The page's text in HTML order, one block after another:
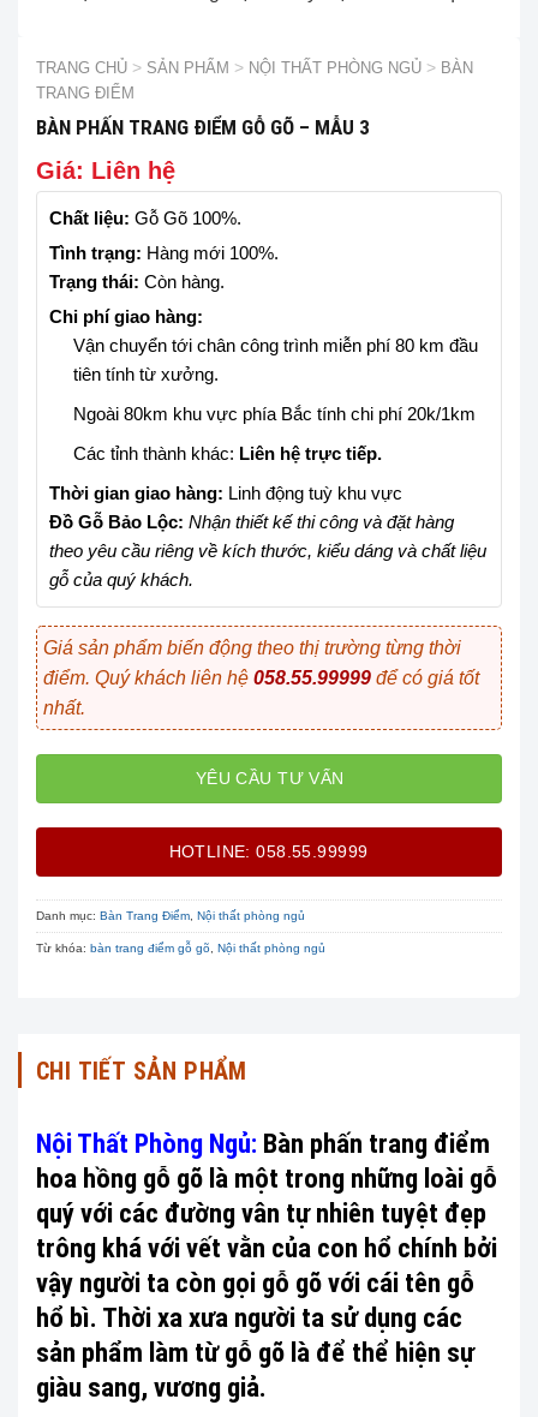
TRANG CHỦ > SẢN PHẨM > NỘI THẤT PHÒNG NGỦ > BÀN
TRANG ĐIỂM
BÀN PHẤN TRANG ĐIỂM GỖ GÕ – MẪU 3
Giá: Liên hệ
Chất liệu: Gỗ Gõ 100%.
Tình trạng: Hàng mới 100%.
Trạng thái: Còn hàng.
Chi phí giao hàng:
Vận chuyển tới chân công trình miễn phí 80 km đầu
tiên tính từ xưởng.
Ngoài 80km khu vực phía Bắc tính chi phí 20k/1km
Các tỉnh thành khác: Liên hệ trực tiếp.
Thời gian giao hàng: Linh động tuỳ khu vực
Đồ Gỗ Bảo Lộc: Nhận thiết kế thi công và đặt hàng
theo yêu cầu riêng về kích thước, kiểu dáng và chất liệu
gỗ của quý khách.
Giá sản phẩm biến động theo thị trường từng thời
điểm. Quý khách liên hệ 058.55.99999 để có giá tốt
nhất.
YÊU CẦU TƯ VẤN
HOTLINE: 058.55.99999
Danh mục: Bàn Trang Điểm, Nội thất phòng ngủ
Từ khóa: bàn trang điểm gỗ gõ, Nội thất phòng ngủ
CHI TIẾT SẢN PHẨM
Nội Thất Phòng Ngủ: Bàn phấn trang điểm
hoa hồng gỗ gõ là một trong những loài gỗ
quý với các đường vân tự nhiên tuyệt đẹp
trông khá với vết vằn của con hổ chính bởi
vậy người ta còn gọi gỗ gõ với cái tên gỗ
hổ bì. Thời xa xưa người ta sử dụng các
sản phẩm làm từ gỗ gõ là để thể hiện sự
giàu sang, vương giả.